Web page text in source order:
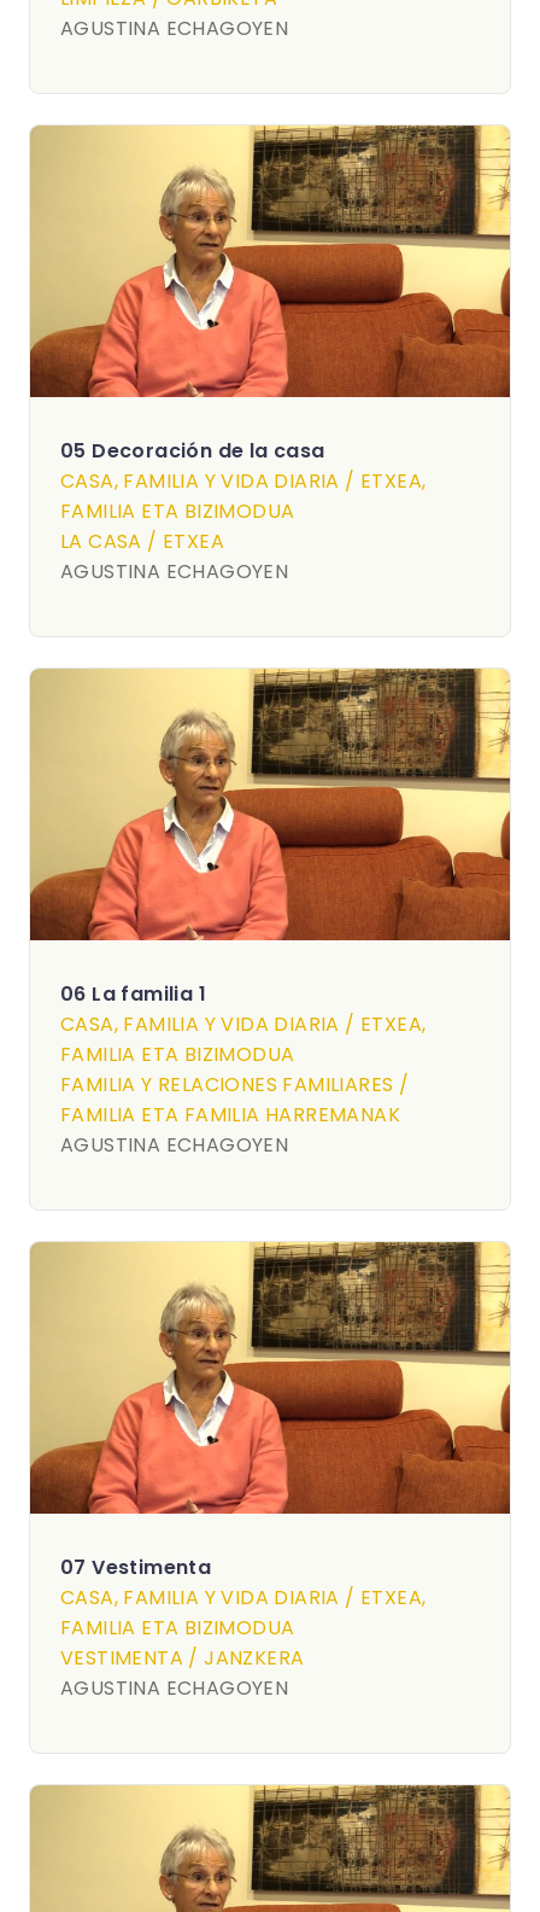
AGUSTINA ECHAGOYEN
05 Decoración de la casa
CASA, FAMILIA Y VIDA DIARIA / ETXEA,
FAMILIA ETA BIZIMODUA
LA CASA / ETXEA
AGUSTINA ECHAGOYEN
06 La familia 1
CASA, FAMILIA Y VIDA DIARIA / ETXEA,
FAMILIA ETA BIZIMODUA
FAMILIA Y RELACIONES FAMILIARES /
FAMILIA ETA FAMILIA HARREMANAK
AGUSTINA ECHAGOYEN
07 Vestimenta
CASA, FAMILIA Y VIDA DIARIA / ETXEA,
FAMILIA ETA BIZIMODUA
VESTIMENTA / JANZKERA
AGUSTINA ECHAGOYEN